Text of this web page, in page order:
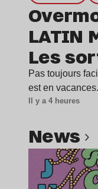
LATIN
Les
Pas toujours
est en
Il y a 4 heures
news